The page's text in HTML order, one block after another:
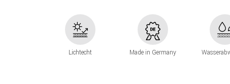
Lichtecht Made in Germany